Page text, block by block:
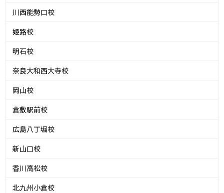
川西能勢口校
姫路校
明石校
奈良大和西大寺校
岡山校
倉敷駅前校
広島八丁堀校
新山口校
香川高松校
北九州小倉校